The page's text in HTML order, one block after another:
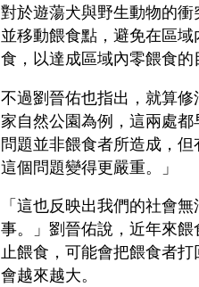
對於遊蕩犬與野生動物的
並移動餵食點，避免在區
食，以達成區域內零餵食的
不過劉晉佑也指出，就算
家自然公園為例，這兩處
問題並非餵食者所造成，
這個問題變得更嚴重。」
「這也反映出我們的社會
事。」劉晉佑說，近年來
止餵食，可能會把餵食者
會越來越大。